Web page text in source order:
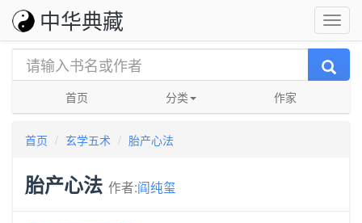
中华典藏
首页 分类 作家
首页 玄学五术 胎产心法
胎产心法 作者:阎纯玺